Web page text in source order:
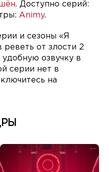
. Доступно серий:
Animy.
и сезоны «Я
реветь от злости 2
озвучку в
серии нет в
на